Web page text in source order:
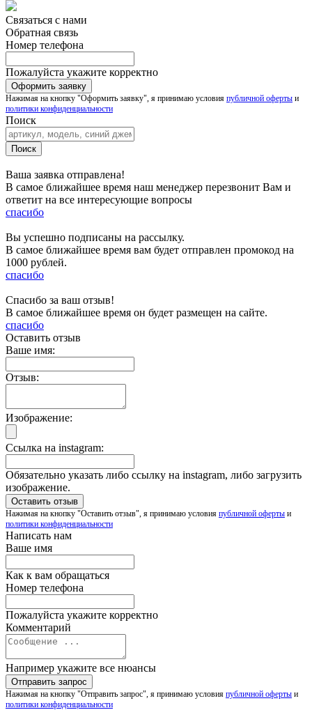
Связаться с нами
Обратная связь
Номер телефона
Пожалуйста укажите корректно
Нажимая на кнопку "Оформить заявку", я принимаю условия публичной оферты и
политики конфиденциальности
Поиск
Ваша заявка отправлена!
В самое ближайшее время наш менеджер перезвонит Вам и
ответит на все интересующие вопросы
спасибо
Вы успешно подписаны на рассылку.
В самое ближайшее время вам будет отправлен промокод на
1000 рублей.
спасибо
Спасибо за ваш отзыв!
В самое ближайшее время он будет размещен на сайте.
спасибо
Оставить отзыв
Ваше имя:
Отзыв:
Изображение:
Ссылка на instagram:
Обязательно указать либо ссылку на instagram, либо загрузить
изображение.
Нажимая на кнопку "Оставить отзыв", я принимаю условия публичной оферты и
политики конфиденциальности
Написать нам
Ваше имя
Как к вам обращаться
Номер телефона
Пожалуйста укажите корректно
Комментарий
Например укажите все нюансы
Нажимая на кнопку "Отправить запрос", я принимаю условия публичной оферты и
политики конфиденциальности